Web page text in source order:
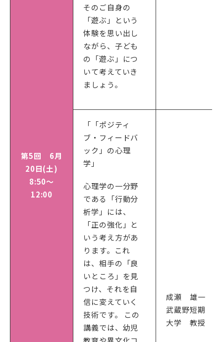
第5回 6月
20日(土)
8:50～
12:00
そのご自身の
「遊ぶ」という
体験を思い出し
ながら、子ども
の「遊ぶ」につ
いて考えていき
ましょう。
「「ポジティ
ブ・フィードバ
ック」の心理
学」
心理学の一分野
である「行動分
析学」には、
「正の強化」と
いう考え方があ
ります。これ
は、相手の「良
いところ」を見
つけ、それを自
信に変えていく
技術です。 この
講義では、幼児
成瀬 雄一
武蔵野短期
大学 教授